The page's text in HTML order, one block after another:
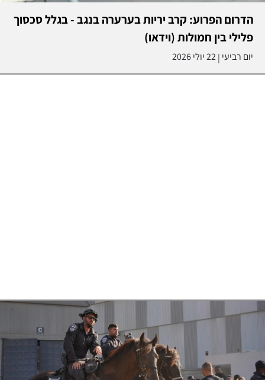
הדרום הפרוע: קרב יריות בערערה בנגב - בגלל סכסוך
פלילי בין חמולות (וידאו)
יום רביעי |22 יולי 2026